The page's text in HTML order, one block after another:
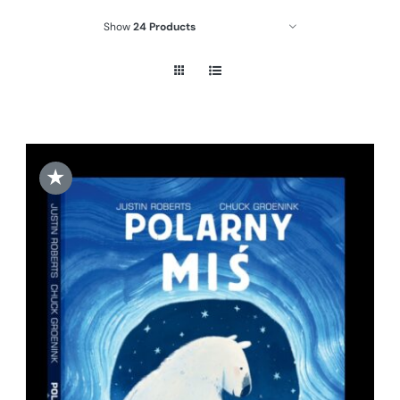
Show24 Products
★
DODAJ DO KOSZYKA / SZCZEGÓŁY